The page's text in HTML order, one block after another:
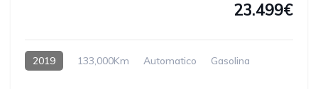
23.499€
2019 133,000Km Automatico Gasolina